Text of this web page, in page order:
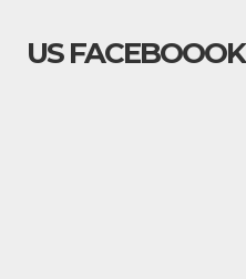
US FACEBOOOK